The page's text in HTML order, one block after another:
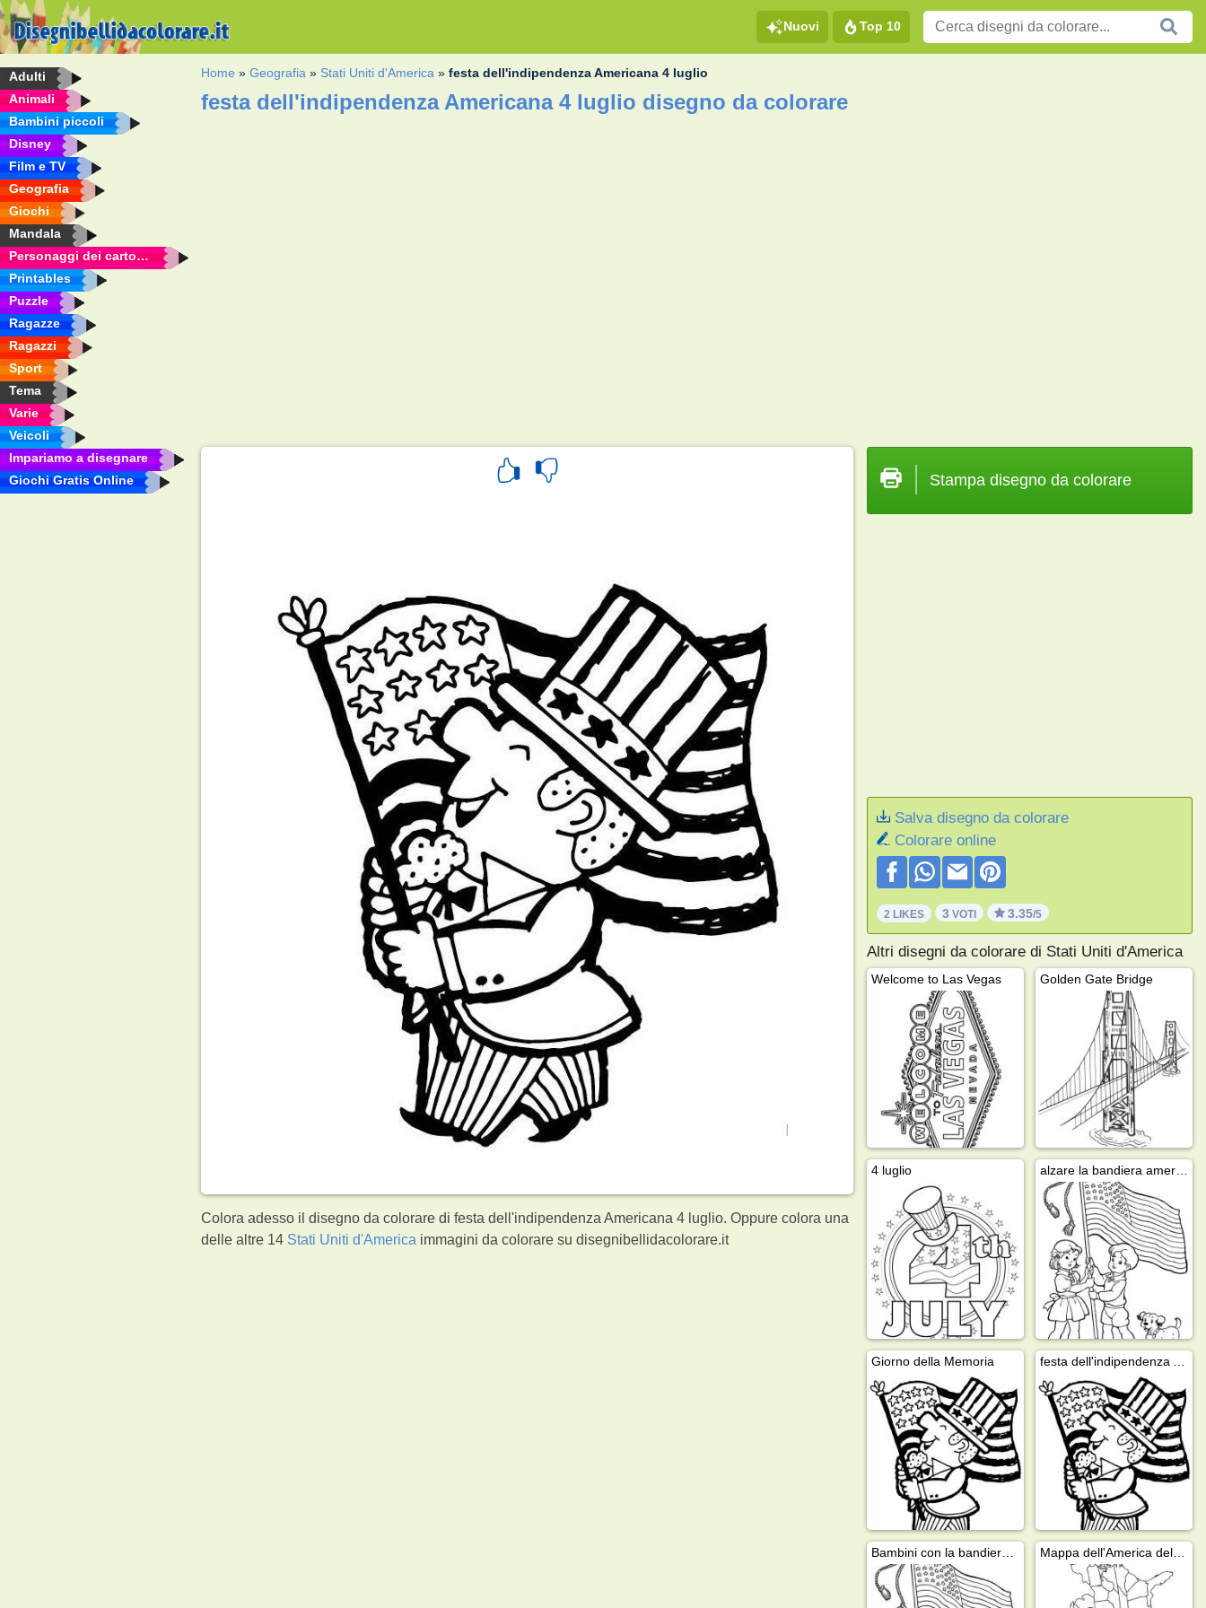
Nuovi Top 10
Adulti
Animali
Bambini piccoli
Disney
Film e TV
Geografia
Giochi
Mandala
Personaggi dei cartoni animati
Printables
Puzzle
Ragazze
Ragazzi
Sport
Tema
Varie
Veicoli
Impariamo a disegnare
Giochi Gratis Online
Home »Geografia » Stati Uniti d'America »festa dell'indipendenza Americana 4 luglio
festa dell'indipendenza Americana 4 luglio disegno da colorare
Colora adesso il disegno da colorare di festa dell'indipendenza Americana 4 luglio. Oppure colora una
delle altre 14 Stati Uniti d'America immagini da colorare su disegnibellidacolorare.it
Stampa disegno da colorare
Salva disegno da colorare
Colorare online
2 LIKES 3 VOTI 3.35/5
Altri disegni da colorare di Stati Uniti d'America
Welcome to Las Vegas Golden Gate Bridge
4 luglio alzare la bandiera americana
Giorno della Memoria
Bambini con la bandiera Americana Mappa dell'America del Nord